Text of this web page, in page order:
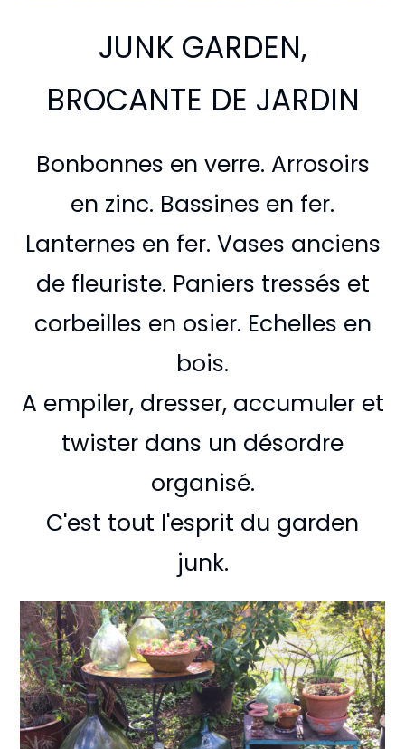
JUNK GARDEN,
BROCANTE DE JARDIN
Bonbonnes en verre. Arrosoirs
en zinc. Bassines en fer.
Lanternes en fer. Vases anciens
de fleuriste. Paniers tressés et
corbeilles en osier. Echelles en
bois.
A empiler, dresser, accumuler et
twister dans un désordre
organisé.
C'est tout l'esprit du garden
junk.